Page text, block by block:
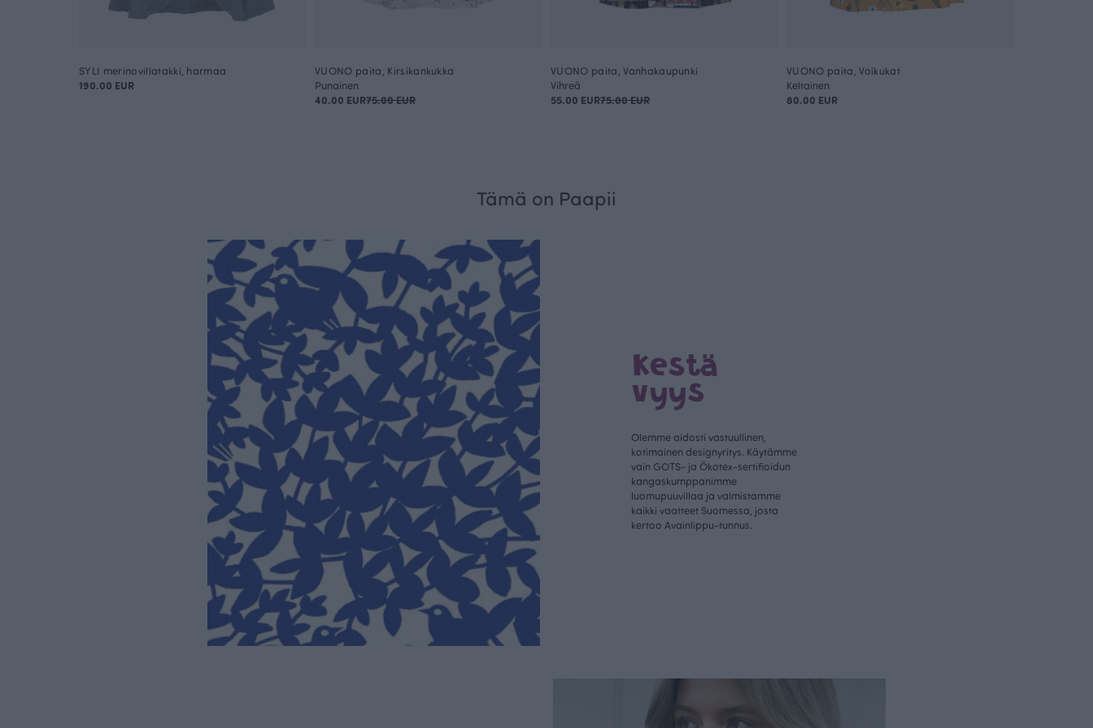
SYLI merinovillatakki, harmaa
190.00 EUR
VUONO paita, Kirsikankukka
Punainen
40.00 EUR75.00 EUR
VUONO paita, Vanhakaupunki
Vihreä
55.00 EUR75.00 EUR
VUONO paita, Voikukat
Keltainen
80.00 EUR
Tämä on Paapii
Kestä
vyys
Olemme aidosti vastuullinen,
kotimainen designyritys. Käytämme
vain GOTS- ja Ökotex-sertifioidun
kangaskumppanimme
luomupuuvillaa ja valmistamme
kaikki vaatteet Suomessa, josta
kertoo Avainlippu-tunnus.